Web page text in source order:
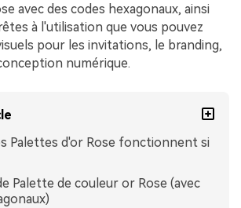
avec des codes hexagonaux, ainsi
à l'utilisation que vous pouvez
pour les invitations, le branding,
numérique.
Palettes d'or Rose fonctionnent si
Palette de couleur or Rose (avec